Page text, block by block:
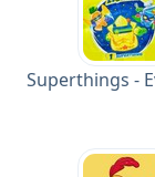
Superthings -